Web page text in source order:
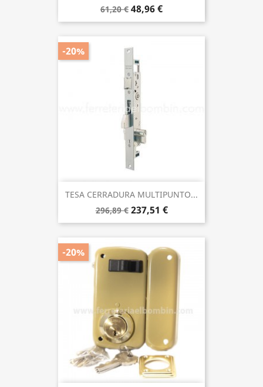
61,20 € 48,96 €
TESA CERRADURA MULTIPUNTO...
296,89 € 237,51 €
-20%
-20%